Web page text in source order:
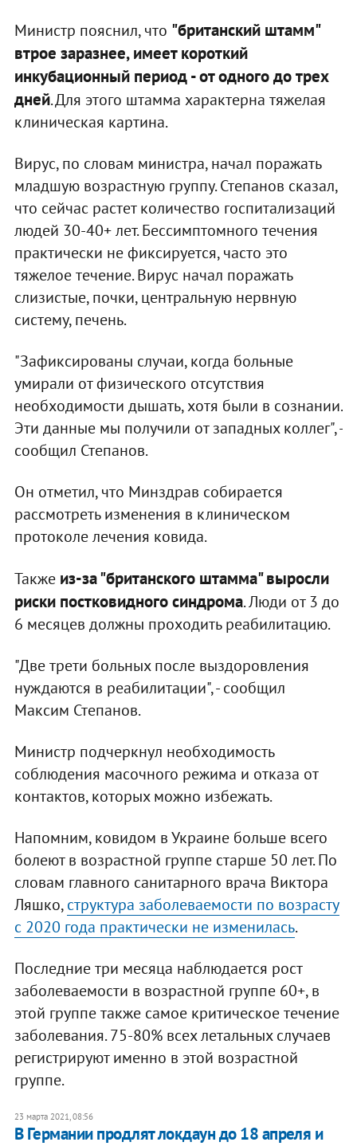
Министр пояснил, что "британский штамм"
втрое заразнее, имеет короткий
инкубационный период - от одного до трех
дней. Для этого штамма характерна тяжелая
клиническая картина.
Вирус, по словам министра, начал поражать
младшую возрастную группу. Степанов сказал,
что сейчас растет количество госпитализаций
людей 30-40+ лет. Бессимптомного течения
практически не фиксируется, часто это
тяжелое течение. Вирус начал поражать
слизистые, почки, центральную нервную
систему, печень.
"Зафиксированы случаи, когда больные
умирали от физического отсутствия
необходимости дышать, хотя были в сознании.
Эти данные мы получили от западных коллег", -
сообщил Степанов.
Он отметил, что Минздрав собирается
рассмотреть изменения в клиническом
протоколе лечения ковида.
Также из-за "британского штамма" выросли
риски постковидного синдрома. Люди от 3 до
6 месяцев должны проходить реабилитацию.
"Две трети больных после выздоровления
нуждаются в реабилитации", - сообщил
Максим Степанов.
Министр подчеркнул необходимость
соблюдения масочного режима и отказа от
контактов, которых можно избежать.
Напомним, ковидом в Украине больше всего
болеют в возрастной группе старше 50 лет. По
словам главного санитарного врача Виктора
Ляшко,структура заболеваемости по возрасту
с 2020 года практически не изменилась.
Последние три месяца наблюдается рост
заболеваемости в возрастной группе 60+, в
этой группе также самое критическое течение
заболевания. 75-80% всех летальных случаев
регистрируют именно в этой возрастной
группе.
23 марта 2021, 08:56
В Германии продлят локдаун до 18 апреля и